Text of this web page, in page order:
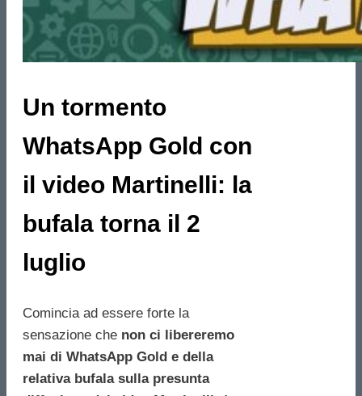
Un tormento
WhatsApp Gold con
il video Martinelli: la
bufala torna il 2
luglio
Comincia ad essere forte la
sensazione che non ci libereremo
mai di WhatsApp Gold e della
relativa bufala sulla presunta